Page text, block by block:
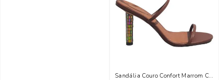
Sandália Couro Confort Marrom